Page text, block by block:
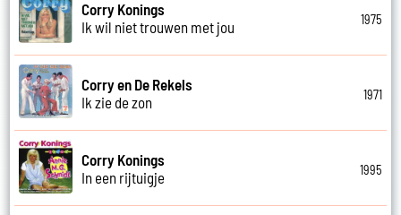
Corry Konings
Ik wil niet trouwen met jou
1975
Corry en De Rekels
Ik zie de zon
1971
Corry Konings
In een rijtuigje
1995